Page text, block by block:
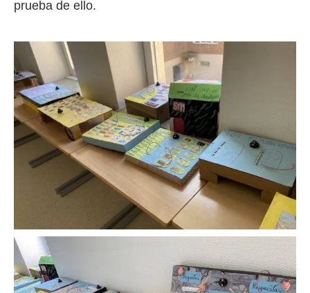
prueba de ello.